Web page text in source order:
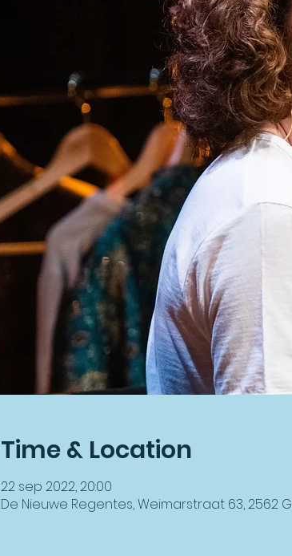
Time & Location
22 sep 2022, 20:00
De Nieuwe Regentes, Weimarstraat 63, 2562